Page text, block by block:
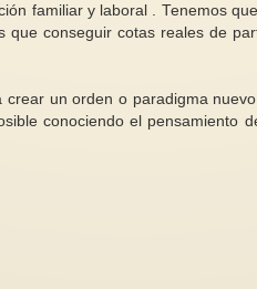
familiar y laboral . Tenemos
que conseguir cotas reales de
un orden o paradigma
conociendo el pensamiento
REGALA FEMINISMO: El
camino de regreso de Rita Laura
"El camino de regreso" es el
primer libro de poesía de la
feminista Rita Laura Segato,...